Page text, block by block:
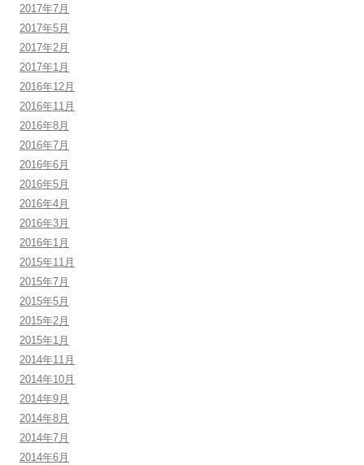
2017年7月
2017年5月
2017年2月
2017年1月
2016年12月
2016年11月
2016年8月
2016年7月
2016年6月
2016年5月
2016年4月
2016年3月
2016年1月
2015年11月
2015年7月
2015年5月
2015年2月
2015年1月
2014年11月
2014年10月
2014年9月
2014年8月
2014年7月
2014年6月